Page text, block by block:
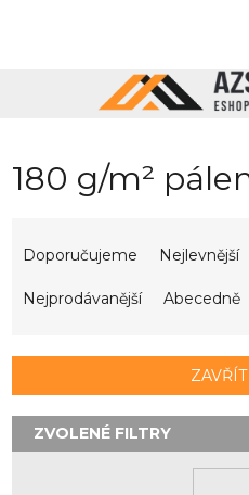
180 g/m²
r
o
Doporučujeme Nejlevnější
Nejprodávanější Abecedně